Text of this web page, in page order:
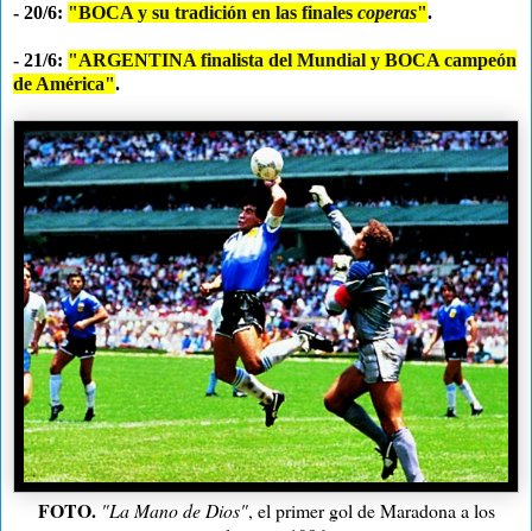
- 20/6: "BOCA y su tradición en las finales coperas".
- 21/6: "ARGENTINA finalista del Mundial y BOCA campeón
de América".
FOTO. "La Mano de Dios", el primer gol de Maradona a los